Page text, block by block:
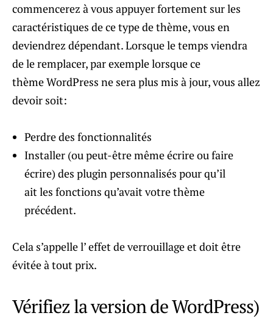
commencerez à vous appuyer fortement sur les
caractéristiques de ce type de thème, vous en
deviendrez dépendant. Lorsque le temps viendra
de le remplacer, par exemple lorsque ce
thème WordPress ne sera plus mis à jour, vous allez
devoir soit:
Perdre des fonctionnalités
Installer (ou peut-être même écrire ou faire
écrire) des plugin personnalisés pour qu’il
ait les fonctions qu’avait votre thème
précédent.
Cela s’appelle l’ effet de verrouillage et doit être
évitée à tout prix.
Vérifiez la version de WordPress)